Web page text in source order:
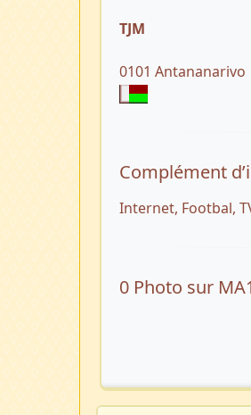
TJM
0101 Antananarivo
Complément
Internet, Footbal,
0 Photo sur